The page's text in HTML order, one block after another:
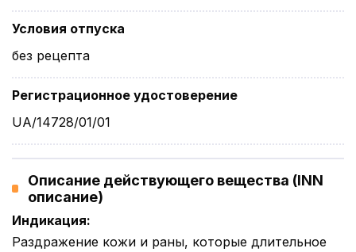
Условия отпуска
без рецепта
Регистрационное удостоверение
UA/14728/01/01
Описание действующего вещества (INN
описание)
Индикация:
Раздражение кожи и раны, которые длительное